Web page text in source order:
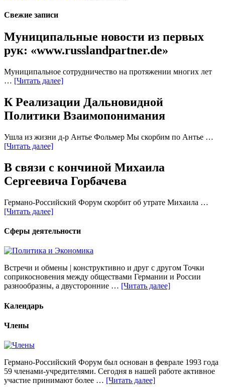
Свежие записи
Муниципальные новости из первых
рук: «www.russlandpartner.de»
Муниципальное сотрудничество на протяжении многих лет
… [Читать далее]
К Реализации Дальновидной
Политики Взаимопонимания
Ушла из жизни д-р Антье Фольмер Мы скорбим по Антье …
[Читать далее]
В связи с кончиной Михаила
Сергеевича Горбачева
Германо-Российский Форум скорбит об утрате Михаила …
[Читать далее]
Сферы деятельности
Встречи и обмены | конструктивно и друг с другом Точки
соприкосновения между обществами Германии и России
разнообразны, а двусторонние … [Читать далее]
Календарь
Члены
Германо-Российский Форум был основан в феврале 1993 года
59 членами-учредителями. Сегодня в нашей работе активное
участие принимают более … [Читать далее]